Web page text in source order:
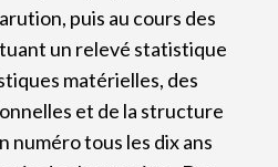
puis au cours des
un relevé statistique
matérielles, des
et de la structure
numéro tous les dix ans